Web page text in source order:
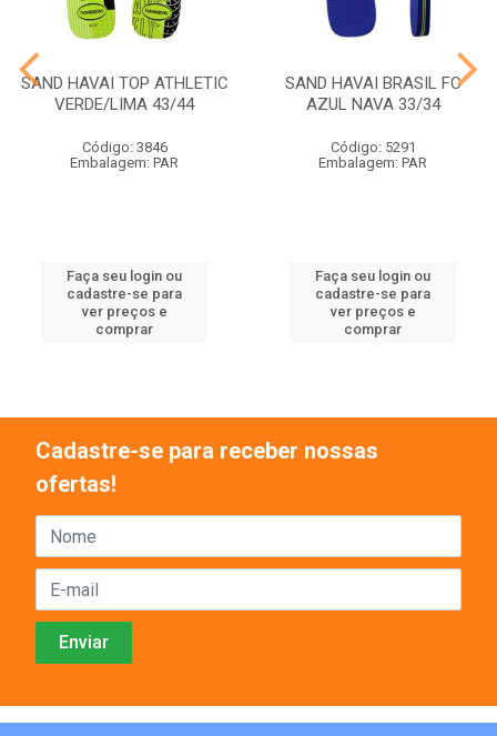
SAND HAVAI TOP ATHLETIC
VERDE/LIMA 43/44
Código: 3846
Embalagem: PAR
Faça seu login ou
cadastre-se para
ver preços e
comprar
SAND HAVAI BRASIL FC
AZUL NAVA 33/34
Código: 5291
Embalagem: PAR
Faça seu login ou
cadastre-se para
ver preços e
comprar
Cadastre-se para receber nossas
ofertas!